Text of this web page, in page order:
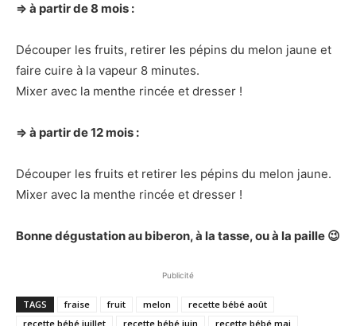
⇒ à partir de 8 mois :
Découper les fruits, retirer les pépins du melon jaune et
faire cuire à la vapeur 8 minutes.
Mixer avec la menthe rincée et dresser !
⇒ à partir de 12 mois :
Découper les fruits et retirer les pépins du melon jaune.
Mixer avec la menthe rincée et dresser !
Bonne dégustation au biberon, à la tasse, ou à la paille 😉
Publicité
TAGS fraise fruit melon
recette bébé août
recette bébé juillet
recette bébé juin recette bébé mai